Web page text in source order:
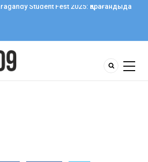
Student Fest 2025: Қарағандыда